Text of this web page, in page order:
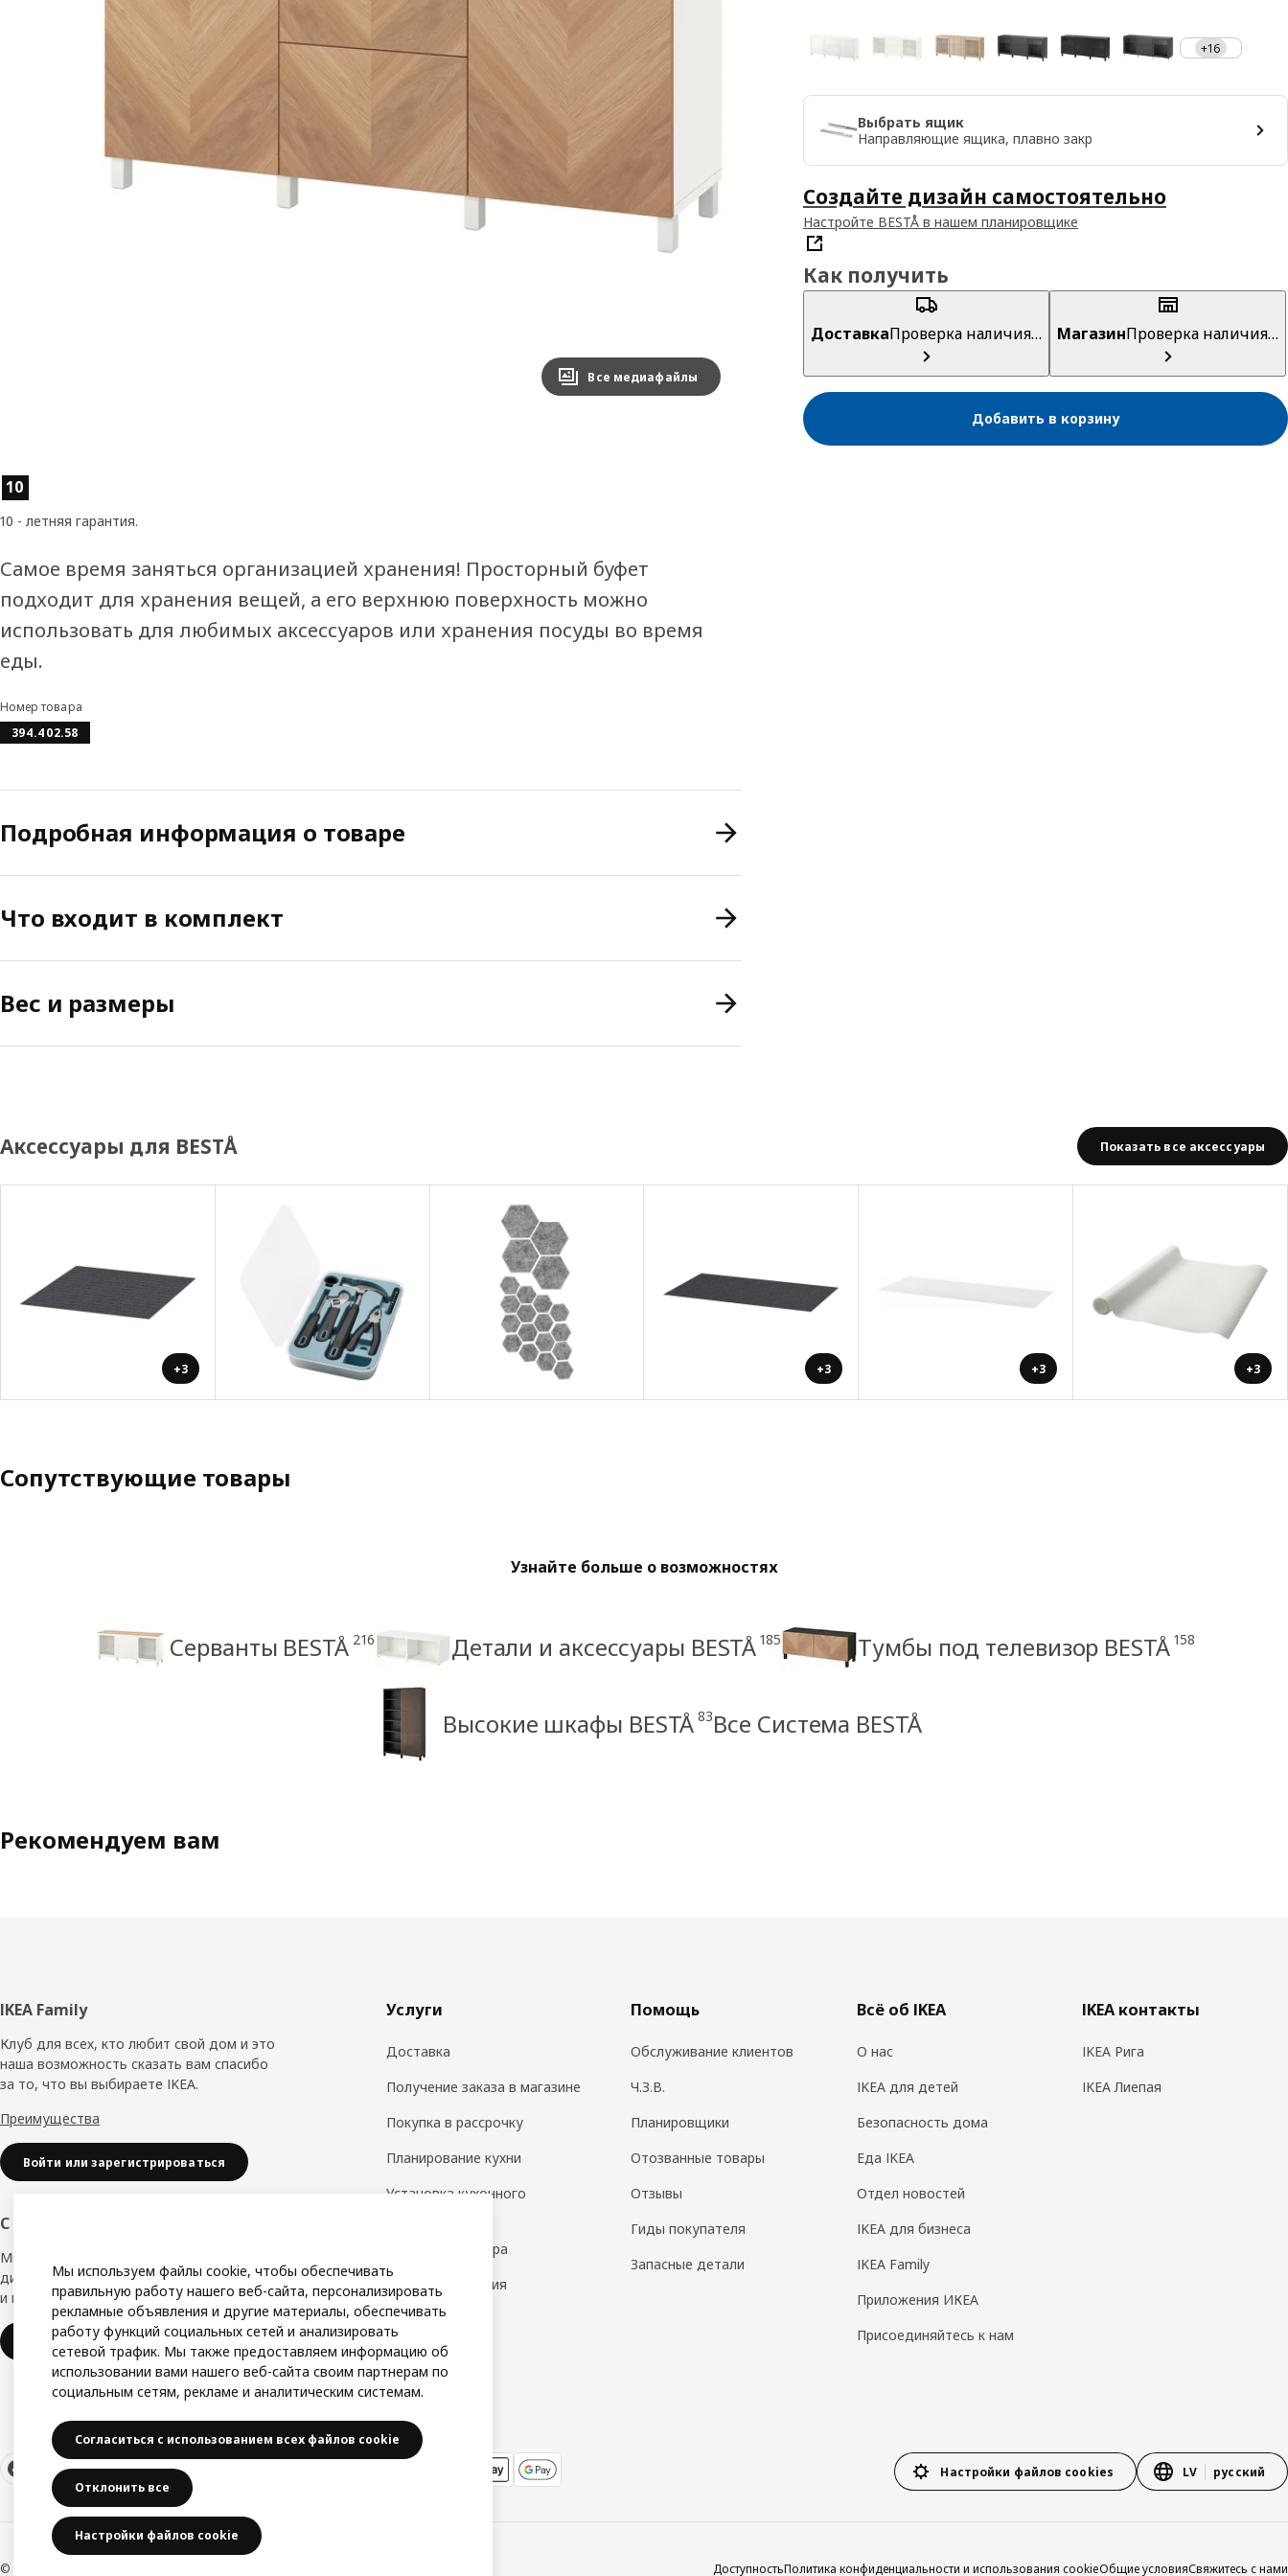
Image zoomed out, normal view
Все медиафайлы
+16
Выбрать ящик
Направляющие ящика, плавно закр
Создайте дизайн самостоятельно
Настройте BESTÅ в нашем планировщике
Как получить
ДоставкаПроверка наличия… МагазинПроверка наличия…
Добавить в корзину
Характеристики товара
10
10 - летняя гарантия.
Самое время заняться организацией хранения! Просторный буфет
подходит для хранения вещей, а его верхнюю поверхность можно
использовать для любимых аксессуаров или хранения посуды во время
еды.
Номер товара
394.402.58
Подробная информация о товаре
Что входит в комплект
Вес и размеры
Аксессуары для BESTÅ Показать все аксессуары
+3 +3 +3 +3
Сопутствующие товары
Узнайте больше о возможностях
Серванты BESTÅ 216 Детали и аксессуары BESTÅ 185 Тумбы под телевизор BESTÅ 158
Высокие шкафы BESTÅ 83Все Система BESTÅ
Рекомендуем вам
Нижний
колонтитул
IKEA Family
Клуб для всех, кто любит свой дом и это
наша возможность сказать вам спасибо
за то, что вы выбираете IKEA.
Преимущества
Войти или зарегистрироваться
С заботой о вашем бизнесе
Мы в IKEA, предлагаем безупречный
дизайн, вариации стилей, отличные цены
и надёжное качество.
IKEA для бизнеса
Услуги
Доставка
Получение заказа в магазине
Покупка в рассрочку
Планирование кухни
Установка кухонного
Дизайн интерьера
Замер помещения
Сборка
Помощь
Обслуживание клиентов
Ч.З.В.
Планировщики
Отозванные товары
Отзывы
Гиды покупателя
Запасные детали
Всё об IKEA
О нас
IKEA для детей
Безопасность дома
Еда IKEA
Отдел новостей
IKEA для бизнеса
IKEA Family
Приложения ИКЕА
Присоединяйтесь к нам
IKEA контакты
IKEA Рига
IKEA Лиепая
Настройки файлов cookies LV русский
© Inter IKEA Systems B.V. 1999-2026 ДоступностьПолитика конфиденциальности и использования cookieОбщие условияСвяжитесь с нами
Мы используем файлы cookie, чтобы обеспечивать
правильную работу нашего веб-сайта, персонализировать
рекламные объявления и другие материалы, обеспечивать
работу функций социальных сетей и анализировать
сетевой трафик. Мы также предоставляем информацию об
использовании вами нашего веб-сайта своим партнерам по
социальным сетям, рекламе и аналитическим системам.
Согласиться с использованием всех файлов cookie
Отклонить все
Настройки файлов cookie